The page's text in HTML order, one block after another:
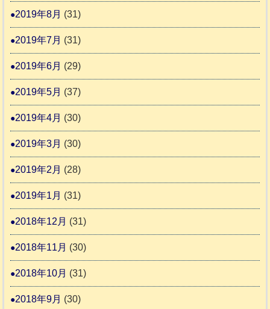
2019年8月 (31)
2019年7月 (31)
2019年6月 (29)
2019年5月 (37)
2019年4月 (30)
2019年3月 (30)
2019年2月 (28)
2019年1月 (31)
2018年12月 (31)
2018年11月 (30)
2018年10月 (31)
2018年9月 (30)